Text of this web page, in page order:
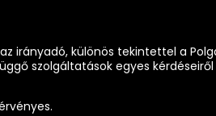
irányadó, különös tekintettel a
szolgáltatások egyes kérdéseiről